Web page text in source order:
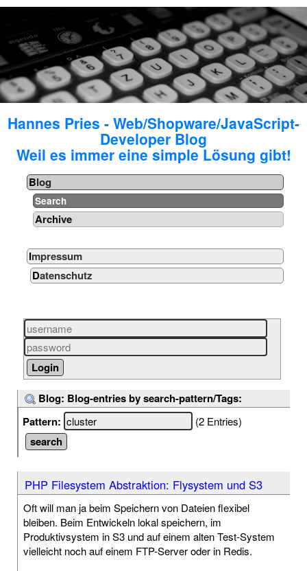
Hannes Pries - Web/Shopware/JavaScript-
Developer Blog
Weil es immer eine simple Lösung gibt!
Blog
Search
Archive
Impressum
Datenschutz
Blog: Blog-entries by search-pattern/Tags:
Pattern:
(2 Entries)
PHP Filesystem Abstraktion: Flysystem und S3
Oft will man ja beim Speichern von Dateien flexibel
bleiben. Beim Entwickeln lokal speichern, im
Produktivsystem in S3 und auf einem alten Test-System
vielleicht noch auf einem FTP-Server oder in Redis.